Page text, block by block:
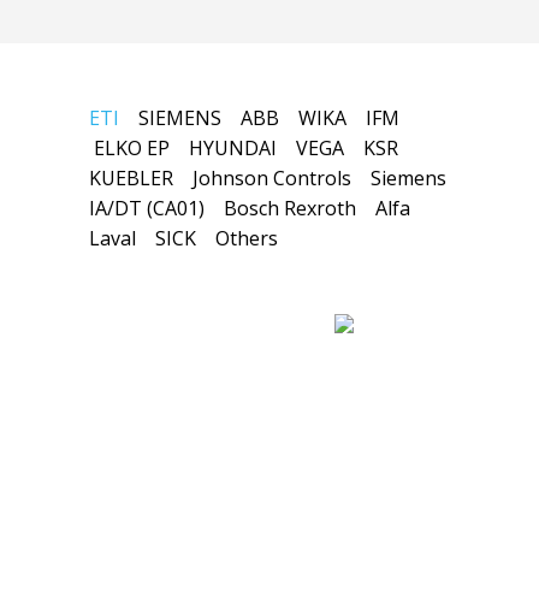
ETI SIEMENS ABB WIKA
IFM
ELKO EP
HYUNDAI VEGA
KSR
KUEBLER
Johnson Controls
Siemens
IA/DT (CA01)
Bosch Rexroth
Alfa
Laval
SICK Others